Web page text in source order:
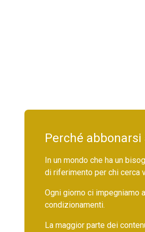
Perché abbonarsi
In un mondo che ha un
di riferimento per chi cerca
Ogni giorno ci impegniamo
condizionamenti.
La maggior parte dei